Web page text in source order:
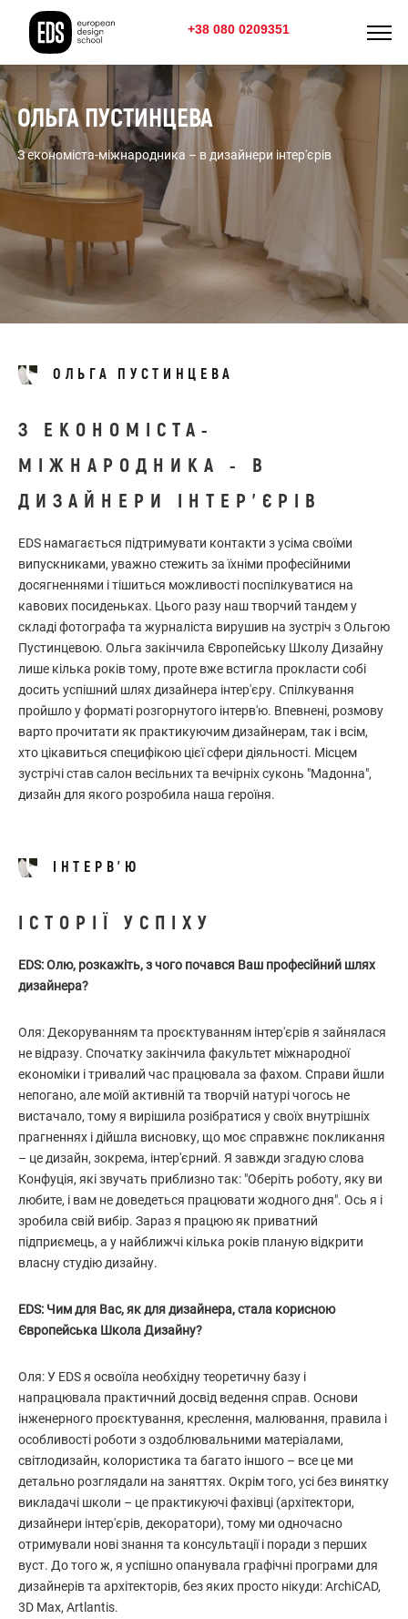
+38 080 0209351
ОЛЬГА ПУСТИНЦЕВА
З економіста-міжнародника – в дизайнери інтер'єрів
ОЛЬГА ПУСТИНЦЕВА
З ЕКОНОМІСТА-
МІЖНАРОДНИКА - В
ДИЗАЙНЕРИ ІНТЕР'ЄРІВ
EDS намагається підтримувати контакти з усіма своїми
випускниками, уважно стежить за їхніми професійними
досягненнями і тішиться можливості поспілкуватися на
кавових посиденьках. Цього разу наш творчий тандем у
складі фотографа та журналіста вирушив на зустріч з Ольгою
Пустинцевою. Ольга закінчила Європейську Школу Дизайну
лише кілька років тому, проте вже встигла прокласти собі
досить успішний шлях дизайнера інтер'єру. Спілкування
пройшло у форматі розгорнутого інтерв'ю. Впевнені, розмову
варто прочитати як практикуючим дизайнерам, так і всім,
хто цікавиться специфікою цієї сфери діяльності. Місцем
зустрічі став салон весільних та вечірніх суконь "Мадонна",
дизайн для якого розробила наша героїня.
ІНТЕРВ'Ю
ІСТОРІЇ УСПІХУ
EDS: Олю, розкажіть, з чого почався Ваш професійний шлях
дизайнера?
Оля: Декоруванням та проєктуванням інтер'єрів я зайнялася
не відразу. Спочатку закінчила факультет міжнародної
економіки і тривалий час працювала за фахом. Справи йшли
непогано, але моїй активній та творчій натурі чогось не
вистачало, тому я вирішила розібратися у своїх внутрішніх
прагненнях і дійшла висновку, що моє справжнє покликання
– це дизайн, зокрема, інтер'єрний. Я завжди згадую слова
Конфуція, які звучать приблизно так: "Оберіть роботу, яку ви
любите, і вам не доведеться працювати жодного дня". Ось я і
зробила свій вибір. Зараз я працюю як приватний
підприємець, а у найближчі кілька років планую відкрити
власну студію дизайну.
EDS: Чим для Вас, як для дизайнера, стала корисною
Європейська Школа Дизайну?
Оля: У EDS я освоїла необхідну теоретичну базу і
напрацювала практичний досвід ведення справ. Основи
інженерного проєктування, креслення, малювання, правила і
особливості роботи з оздоблювальними матеріалами,
світлодизайн, колористика та багато іншого – все це ми
детально розглядали на заняттях. Окрім того, усі без винятку
викладачі школи – це практикуючі фахівці (архітектори,
дизайнери інтер'єрів, декоратори), тому ми одночасно
отримували нові знання та консультації і поради з перших
вуст. До того ж, я успішно опанувала графічні програми для
дизайнерів та архітекторів, без яких просто нікуди: ArchiCAD,
3D Max, Artlantis.